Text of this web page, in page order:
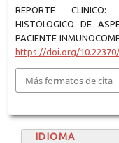
REPORTE CLINICO:
HISTOLOGICO DE
PACIENTE
https://doi.org/
Más formatos de cita
IDIOMA